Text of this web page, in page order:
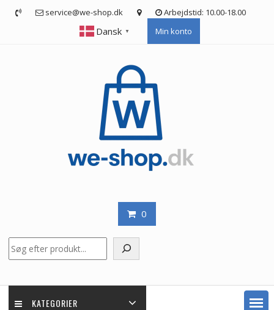
service@we-shop.dk Arbejdstid: 10.00-18.00
Dansk ▼ Min konto
0
KATEGORIER